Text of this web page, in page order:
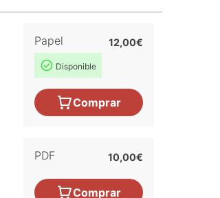
Papel
Disponible
12,00€
Comprar
PDF 10,00€
Comprar